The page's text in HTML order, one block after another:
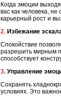
Когда эмоции
вас как человека,
карьерный рост и
2. Избежание
Спокойствие
разрешить мирным
способствует
3. Управление
Сохранять
условиях. Это